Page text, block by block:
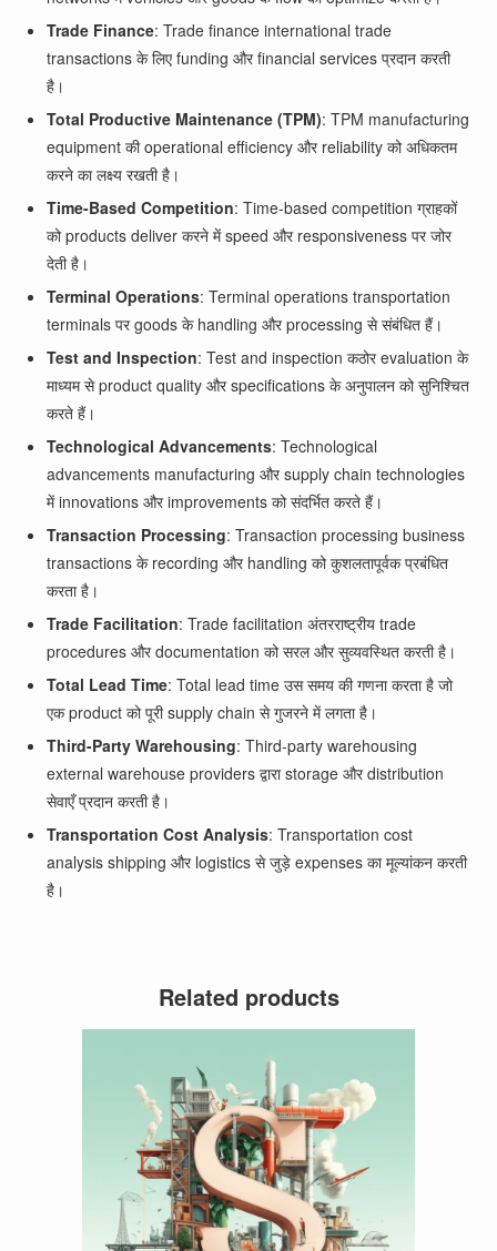
Trade Finance: Trade finance international trade
transactions के लिए funding और financial services प्रदान करती
है।
Total Productive Maintenance (TPM): TPM manufacturing
equipment की operational efficiency और reliability को अधिकतम
करने का लक्ष्य रखती है।
Time-Based Competition: Time-based competition ग्राहकों
को products deliver करने में speed और responsiveness पर जोर
देती है।
Terminal Operations: Terminal operations transportation
terminals पर goods के handling और processing से संबंधित हैं।
Test and Inspection: Test and inspection कठोर evaluation के
माध्यम से product quality और specifications के अनुपालन को सुनिश्चित
करते हैं।
Technological Advancements: Technological
advancements manufacturing और supply chain technologies
में innovations और improvements को संदर्भित करते हैं।
Transaction Processing: Transaction processing business
transactions के recording और handling को कुशलतापूर्वक प्रबंधित
करता है।
Trade Facilitation: Trade facilitation अंतरराष्ट्रीय trade
procedures और documentation को सरल और सुव्यवस्थित करती है।
Total Lead Time: Total lead time उस समय की गणना करता है जो
एक product को पूरी supply chain से गुजरने में लगता है।
Third-Party Warehousing: Third-party warehousing
external warehouse providers द्वारा storage और distribution
सेवाएँ प्रदान करती है।
Transportation Cost Analysis: Transportation cost
analysis shipping और logistics से जुड़े expenses का मूल्यांकन करती
है।
Related products